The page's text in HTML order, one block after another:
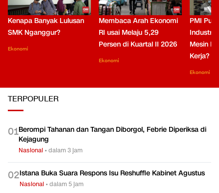
Kenapa Banyak Lulusan
SMK Nganggur?
Ekonomi
Membaca Arah Ekonomi
RI usai Melaju 5,29
Persen di Kuartal II 2026
Ekonomi
PMI
Industri
Mesin
Kerja?
Ekonomi
TERPOPULER
01Berompi Tahanan dan Tangan Diborgol, Febrie Diperiksa di
Kejagung
Nasional •dalam 3 jam
02Istana Buka Suara Respons Isu Reshuffle Kabinet Agustus
Nasional •dalam 5 jam